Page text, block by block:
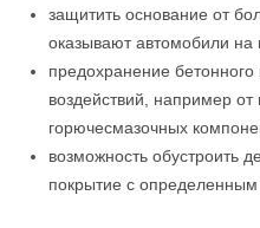
защитить основание от
оказывают автомобили
предохранение
воздействий, например
горючесмазочных
возможность обустроить
покрытие с